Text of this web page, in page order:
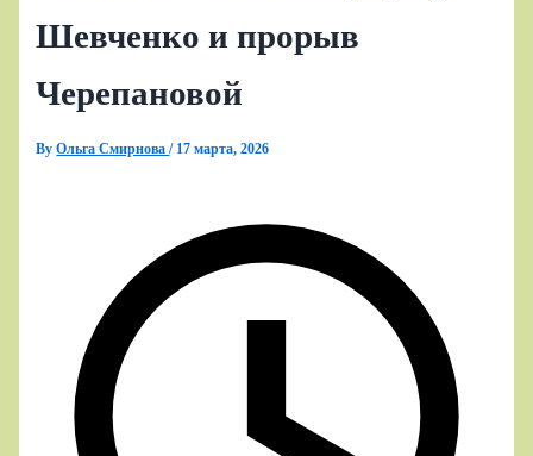
Шевченко и прорыв
Черепановой
ByОльга Смирнова/ 17 марта, 2026